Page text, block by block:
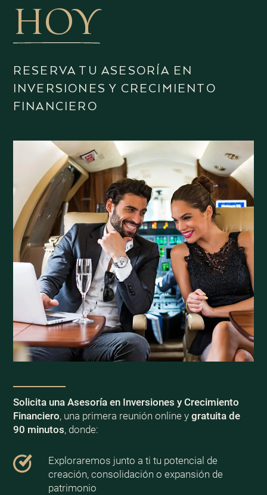
HOY
RESERVA TU ASESORÍA EN
INVERSIONES Y CRECIMIENTO
FINANCIERO
Solicita una Asesoría en Inversiones y Crecimiento
Financiero, una primera reunión online y gratuita de
90 minutos, donde:
Exploraremos junto a ti tu potencial de
creación, consolidación o expansión de
patrimonio